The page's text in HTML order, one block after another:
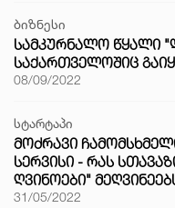
ბიზნესი
ᲡᲐᲛᲙᲣᲠᲜᲐᲚᲝ ᲬᲧᲐᲚᲘ
ᲡᲐᲥᲐᲠᲗᲕᲔᲚᲝᲨᲘᲪ
08/09/2022
სტარტაპი
ᲛᲝᲫᲠᲐᲕᲘ
ᲡᲔᲠᲕᲘᲡᲘ - ᲠᲐᲡ
ᲦᲕᲘᲜᲝᲔᲑᲘ"
31/05/2022